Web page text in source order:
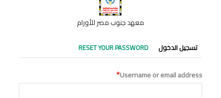
معهد جنوب مصر للأورام
التبويبات
الأساسية
تسجيل الدخول RESET YOUR PASSWORD
Username or email address